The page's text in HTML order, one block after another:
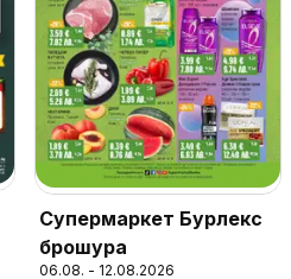
Супермаркет Бурлекс
брошура
06.08. - 12.08.2026